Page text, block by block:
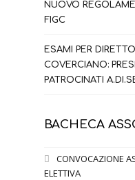
NUOVO
FIGC
ESAMI PER
COVERCIANO:
PATROCINATI
BACHECA
CONVOCAZIONE
ELETTIVA